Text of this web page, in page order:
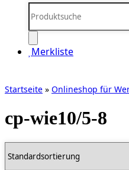
search
Merkliste
Startseite » Onlineshop für
cp-wie10/5-8